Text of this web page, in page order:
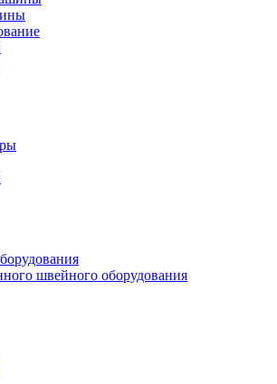
швейного оборудования